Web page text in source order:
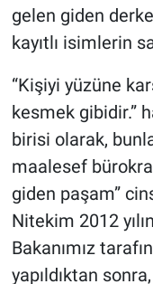
gelen giden
kayıtlı isimlerin
“Kişiyi yüzüne
kesmek gibidir.”
birisi olarak,
maalesef
giden paşam”
Nitekim 2012
Bakanımız
yapıldıktan